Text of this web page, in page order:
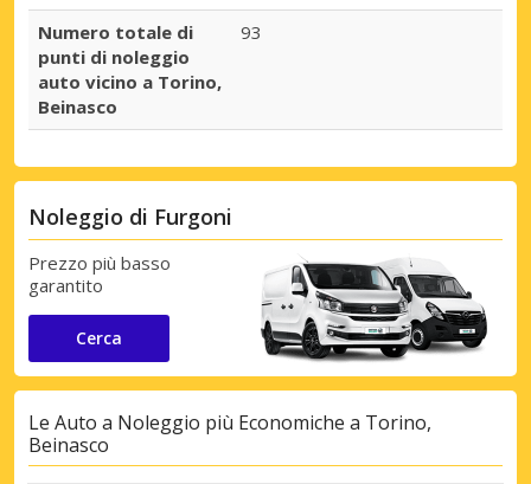
Numero totale di
punti di noleggio
auto vicino a Torino,
Beinasco
93
Noleggio di Furgoni
Prezzo più basso
garantito
Cerca
Le Auto a Noleggio più Economiche a Torino,
Beinasco